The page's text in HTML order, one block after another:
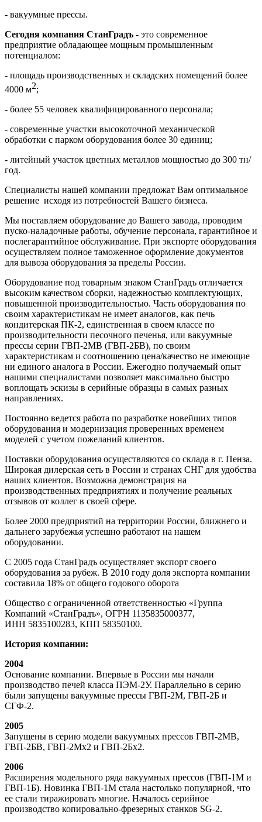
- вакуумные прессы.
Сегодня компания СтанГрадъ - это современное
предприятие обладающее мощным промышленным
потенциалом:
- площадь производственных и складских помещений более
4000 м2;
- более 55 человек квалифицированного персонала;
- современные участки высокоточной механической
обработки с парком оборудования более 30 единиц;
- литейный участок цветных металлов мощностью до 300 тн/
год.
Специалисты нашей компании предложат Вам оптимальное
решение исходя из потребностей Вашего бизнеса.
Мы поставляем оборудование до Вашего завода, проводим
пуско-наладочные работы, обучение персонала, гарантийное и
послегарантийное обслуживание. При экспорте оборудования
осуществляем полное таможенное оформление документов
для вывоза оборудования за пределы России.
Оборудование под товарным знаком СтанГрадъ отличается
высоким качеством сборки, надежностью комплектующих,
повышенной производительностью. Часть оборудования по
своим характеристикам не имеет аналогов, как печь
кондитерская ПК-2, единственная в своем классе по
производительности песочного печенья, или вакуумные
прессы серии ГВП-2МВ (ГВП-2БВ), по своим
характеристикам и соотношению цена/качество не имеющие
ни единого аналога в России. Ежегодно получаемый опыт
нашими специалистами позволяет максимально быстро
воплощать эскизы в серийные образцы в самых разных
направлениях.
Постоянно ведется работа по разработке новейших типов
оборудования и модернизация проверенных временем
моделей с учетом пожеланий клиентов.
Поставки оборудования осуществляются со склада в г. Пенза.
Широкая дилерская сеть в России и странах СНГ для удобства
наших клиентов. Возможна демонстрация на
производственных предприятиях и получение реальных
отзывов от коллег в своей сфере.
Более 2000 предприятий на территории России, ближнего и
дальнего зарубежья успешно работают на нашем
оборудовании.
С 2005 года СтанГрадъ осуществляет экспорт своего
оборудования за рубеж. В 2010 году доля экспорта компании
составила 18% от общего годового оборота
Общество с ограниченной ответственностью «Группа
Компаний «СтанГрадъ», ОГРН 1135835000377,
ИНН 5835100283, КПП 58350100.
История компании:
2004
Основание компании. Впервые в России мы начали
производство печей класса ПЭМ-2У. Параллельно в серию
были запущены вакуумные прессы ГВП-2М, ГВП-2Б и
СГФ-2.
2005
Запущены в серию модели вакуумных прессов ГВП-2МВ,
ГВП-2БВ, ГВП-2Мх2 и ГВП-2Бх2.
2006
Расширения модельного ряда вакуумных прессов (ГВП-1М и
ГВП-1Б). Новинка ГВП-1М стала настолько популярной, что
ее стали тиражировать многие. Началось серийное
производство копировально-фрезерных станков SG-2.